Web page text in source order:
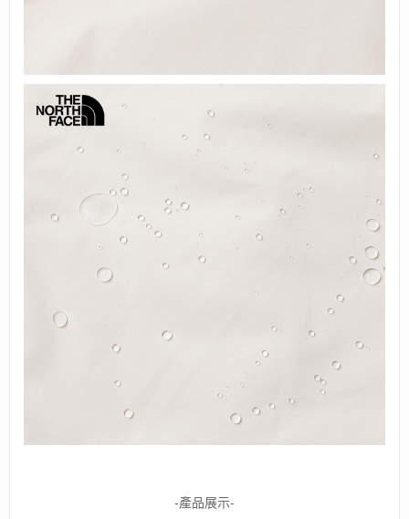
-產品展示-